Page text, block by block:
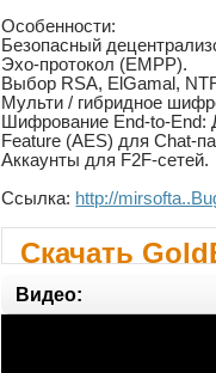
Особенности:
Безопасный
Эхо-протокол (EMPP).
Выбор RSA, ElGamal,
Мульти / гибридное
Шифрование End-to-End:
Feature (AES) для Chat-
Аккаунты для F2F-сетей.
Ссылка: http://
Скачать
Instant
Видео: